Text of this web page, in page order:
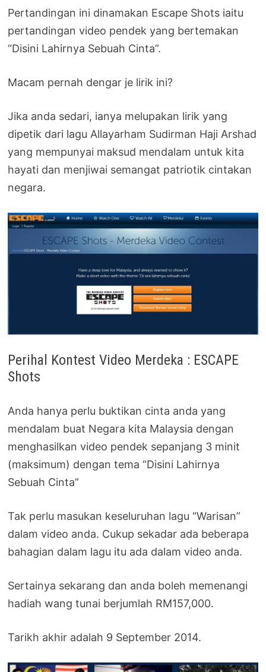
Pertandingan ini dinamakan Escape Shots iaitu
pertandingan video pendek yang bertemakan
“Disini Lahirnya Sebuah Cinta”.
Macam pernah dengar je lirik ini?
Jika anda sedari, ianya melupakan lirik yang
dipetik dari lagu Allayarham Sudirman Haji Arshad
yang mempunyai maksud mendalam untuk kita
hayati dan menjiwai semangat patriotik cintakan
negara.
Perihal Kontest Video Merdeka : ESCAPE
Shots
Anda hanya perlu buktikan cinta anda yang
mendalam buat Negara kita Malaysia dengan
menghasilkan video pendek sepanjang 3 minit
(maksimum) dengan tema “Disini Lahirnya
Sebuah Cinta”
Tak perlu masukan keseluruhan lagu “Warisan”
dalam video anda. Cukup sekadar ada beberapa
bahagian dalam lagu itu ada dalam video anda.
Sertainya sekarang dan anda boleh memenangi
hadiah wang tunai berjumlah RM157,000.
Tarikh akhir adalah 9 September 2014.